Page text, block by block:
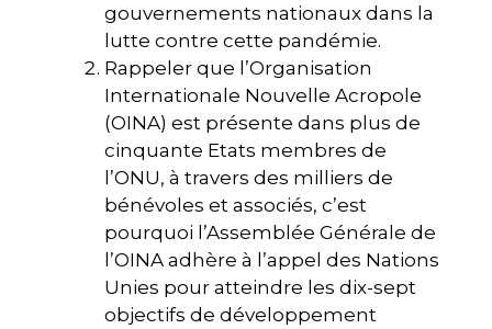
gouvernements nationaux dans la
lutte contre cette pandémie.
Rappeler que l’Organisation
Internationale Nouvelle Acropole
(OINA) est présente dans plus de
cinquante Etats membres de
l’ONU, à travers des milliers de
bénévoles et associés, c’est
pourquoi l’Assemblée Générale de
l’OINA adhère à l’appel des Nations
Unies pour atteindre les dix-sept
objectifs de développement